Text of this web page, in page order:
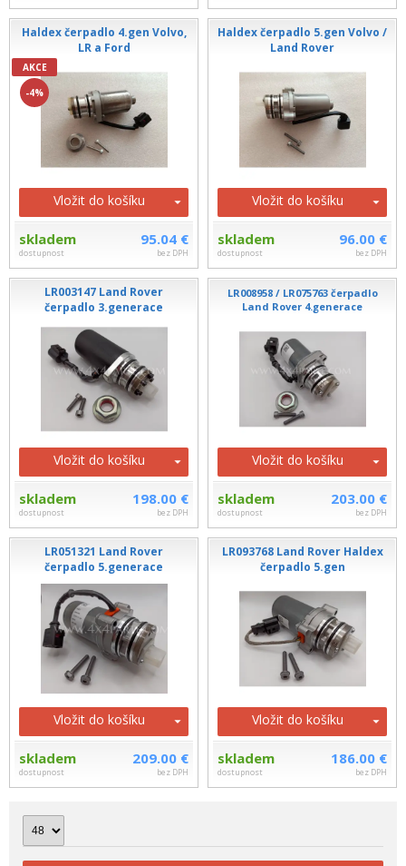
Haldex čerpadlo 4.gen Volvo,
LR a Ford
AKCE
-4%
Vložit do košíku
skladem
dostupnost
95.04 €
bez DPH
Haldex čerpadlo 5.gen Volvo /
Land Rover
Vložit do košíku
skladem
dostupnost
96.00 €
bez DPH
LR003147 Land Rover
čerpadlo 3.generace
Vložit do košíku
skladem
dostupnost
198.00 €
bez DPH
LR008958 / LR075763 čerpadlo
Land Rover 4.generace
Vložit do košíku
skladem
dostupnost
203.00 €
bez DPH
LR051321 Land Rover
čerpadlo 5.generace
Vložit do košíku
skladem
dostupnost
209.00 €
bez DPH
LR093768 Land Rover Haldex
čerpadlo 5.gen
Vložit do košíku
skladem
dostupnost
186.00 €
bez DPH